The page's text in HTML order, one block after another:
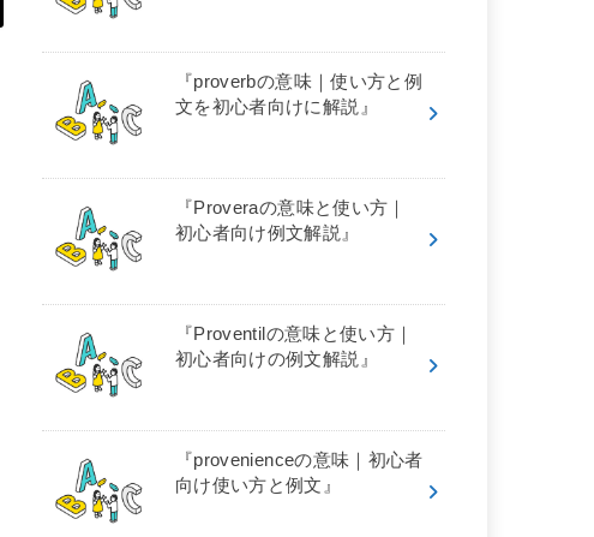
『proverbの意味｜使い方と例
文を初心者向けに解説』
『Proveraの意味と使い方｜
初心者向け例文解説』
『Proventilの意味と使い方｜
初心者向けの例文解説』
『provenienceの意味｜初心者
向け使い方と例文』